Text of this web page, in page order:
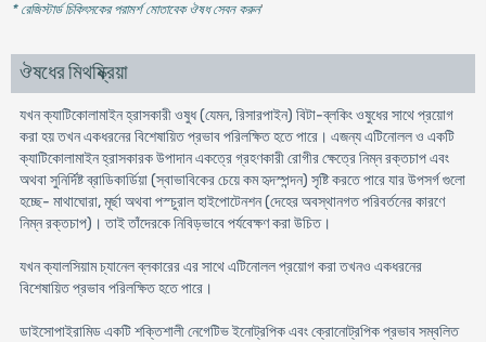
* রেজিস্টার্ড চিকিৎসকের পরামর্শ মোতাবেক ঔষধ সেবন করুন'
ঔষধের মিথষ্ক্রিয়া
যখন ক্যাটিকোলামাইন হ্রাসকারী ওষুধ (যেমন, রিসারপাইন) বিটা-ব্লকিং ওষুধের সাথে প্রয়ােগ
করা হয় তখন একধরনের বিশেষায়িত প্রভাব পরিলক্ষিত হতে পারে। এজন্য এটিনোলল ও একটি
ক্যাটিকোলামাইন হ্রাসকারক উপাদান একত্রে গ্রহণকারী রােগীর ক্ষেত্রে নিম্ন রক্তচাপ এবং
অথবা সুনির্দিষ্ট ব্রাডিকার্ডিয়া (স্বাভাবিকের চেয়ে কম হৃদস্পন্দন) সৃষ্টি করতে পারে যার উপসর্গ গুলাে
হচ্ছে- মাথাঘােরা, মূর্ছা অথবা পস্চু‌রাল হাইপােটেনশন (দেহের অবস্থানগত পরিবর্তনের কারণে
নিম্ন রক্তচাপ)। তাই তাঁদেরকে নিবিড়ভাবে পর্যবেক্ষণ করা উচিত।
যখন ক্যালসিয়াম চ্যানেল ব্লকারের এর সাথে এটিনোলল প্রয়ােগ করা তখনও একধরনের
বিশেষায়িত প্রভাব পরিলক্ষিত হতে পারে।
ডাইসােপাইরামিড একটি শক্তিশালী নেগেটিভ ইনােট্রপিক এবং ক্রোনােট্রপিক প্রভাব সম্বলিত